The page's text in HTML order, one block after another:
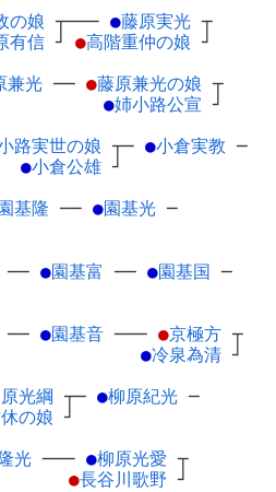
の娘 ┬
有信 ┘
─── ●藤原実光 ┬
●高階重仲の娘 ┘
兼光 ── ●藤原兼光の娘 ┬
●姉小路公宣 ┘
路実世の娘 ┬
●小倉公雄 ┘
─ ●小倉実教 ─
園基隆 ── ●園基光 ─
── ●園基富 ── ●園基国 ─
── ●園基音 ─── ●京極方 ┬
●冷泉為清 ┘
光綱 ┬
の娘 ┘
─ ●柳原紀光 ─
光 ─── ●柳原光愛 ┬
●長谷川歌野 ┘